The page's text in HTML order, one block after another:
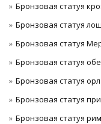
Бронзовая статуя
Бронзовая статуя
Бронзовая статуя
Бронзовая статуя
Бронзовая статуя
Бронзовая статуя
Бронзовая статуя